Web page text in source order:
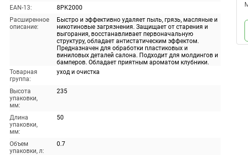
EAN-13:
8PK2000
Расширенное
описание:
Быстро и эффективно удаляет пыль, грязь, масляные и
никотиновые загрязнения. Защищает от старения и
выгорания, восстанавливает первоначальную
структуру, обладает антистатическим эффектом.
Предназначен для обработки пластиковых и
виниловых деталей салона. Подходит для молдингов и
бамперов. Обладает приятным ароматом клубники.
Товарная
группа:
уход и очистка
Высота
упаковки,
мм:
235
Длина
упаковки,
мм:
50
Объем
упаковки, л:
0.7